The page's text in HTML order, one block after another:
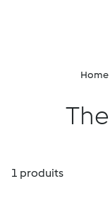
Home
1 produits